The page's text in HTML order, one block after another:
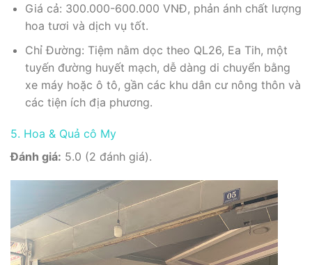
Giá cả: 300.000-600.000 VNĐ, phản ánh chất lượng
hoa tươi và dịch vụ tốt.
Chỉ Đường: Tiệm nằm dọc theo QL26, Ea Tih, một
tuyến đường huyết mạch, dễ dàng di chuyển bằng
xe máy hoặc ô tô, gần các khu dân cư nông thôn và
các tiện ích địa phương.
5. Hoa & Quả cô My
Đánh giá: 5.0 (2 đánh giá).